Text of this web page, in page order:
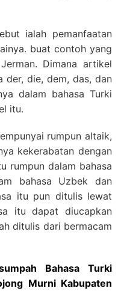
ialah pemanfaatan
buat contoh yang
Dimana artikel
der, die, dem, das, dan
dalam bahasa Turki
itu.
rumpun altaik,
kekerabatan dengan
rumpun dalam bahasa
bahasa Uzbek dan
itu pun ditulis lewat
itu dapat diucapkan
ditulis dari bermacam
Bahasa Turki
Murni Kabupaten